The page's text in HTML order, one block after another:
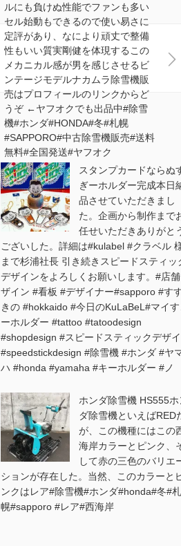
ルにも負けぬ性能でファンも多い
セル始動もできるので使い易さに
定評があり、なにより頑丈で整備
性もいい質実剛健を体現するこの
メカニカル感が男を感じさせるビ
ンテージモデルナカムラ除雪機販
売はプロフィールのリンクからど
うぞ ←ヤフオクでも出品中#除雪
機#ホンダ#HONDA#冬#札幌
#SAPPORO#中古除雪機販売#送料
無料#全国発送#ヤフオク
スタンプカードならぬ
ぎーホルダー完成本日
品させていただきまし
た。企画から制作まで
任せいただきありがと
ございした。詳細は#kulabel #クラベル
まで杉浦社長 引き続きスピードスティッ
デザインをよろしくお願いします。#店
ザイン #看板 #デザイナー#sapporo #す
きの #hokkaido #今日のKuLaBeL#マイ
ーホルダー #tattoo #tatoodesign
#shopdesign #スピードスティックデザ
#speedstickdesign #除雪機 #ホンダ #ヤ
ハ #honda #yamaha #キーホルダー #ノ
ホンダ除雪機 HS555ホ
ダ除雪機といえばRED
が、この機種にはこの
海岸カラーとピンク、
して赤の三色のバリエ
ションが存在した。当然、このカラーと
ンクはレア#除雪機#ホンダ#honda#冬#札
幌#sapporo #レア#西海岸